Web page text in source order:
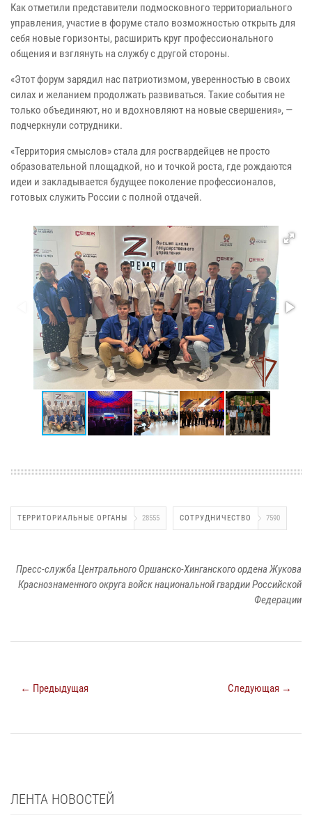
Как отметили представители подмосковного территориального
управления, участие в форуме стало возможностью открыть для
себя новые горизонты, расширить круг профессионального
общения и взглянуть на службу с другой стороны.
«Этот форум зарядил нас патриотизмом, уверенностью в своих
силах и желанием продолжать развиваться. Такие события не
только объединяют, но и вдохновляют на новые свершения», —
подчеркнули сотрудники.
«Территория смыслов» стала для росгвардейцев не просто
образовательной площадкой, но и точкой роста, где рождаются
идеи и закладывается будущее поколение профессионалов,
готовых служить России с полной отдачей.
ТЕРРИТОРИАЛЬНЫЕ ОРГАНЫ 28555 СОТРУДНИЧЕСТВО 7590
Пресс-служба Центрального Оршанско-Хинганского ордена Жукова
Краснознаменного округа войск национальной гвардии Российской
Федерации
← Предыдущая Следующая →
ЛЕНТА НОВОСТЕЙ